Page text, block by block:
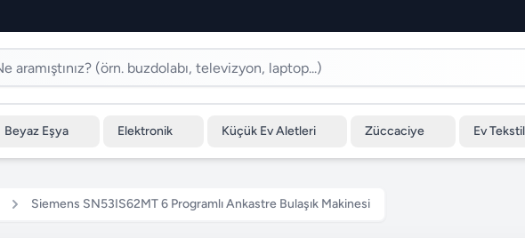
Beyaz Eşya Elektronik Küçük Ev Aletleri Züccaciye Ev Tekstil
Siemens SN53IS62MT 6 Programlı Ankastre Bulaşık Makinesi